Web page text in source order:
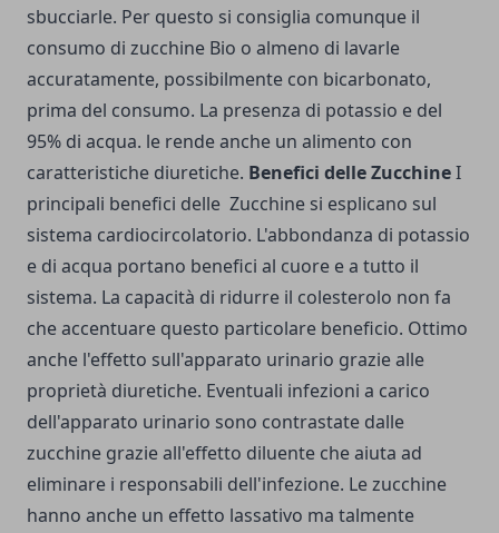
sbucciarle. Per questo si consiglia comunque il
consumo di zucchine Bio o almeno di lavarle
accuratamente, possibilmente con bicarbonato,
prima del consumo. La presenza di potassio e del
95% di acqua. le rende anche un alimento con
caratteristiche diuretiche. Benefici delle ZucchineI
principali benefici delle Zucchine si esplicano sul
sistema cardiocircolatorio. L'abbondanza di potassio
e di acqua portano benefici al cuore e a tutto il
sistema. La capacità di ridurre il colesterolo non fa
che accentuare questo particolare beneficio. Ottimo
anche l'effetto sull'apparato urinario grazie alle
proprietà diuretiche. Eventuali infezioni a carico
dell'apparato urinario sono contrastate dalle
zucchine grazie all'effetto diluente che aiuta ad
eliminare i responsabili dell'infezione. Le zucchine
hanno anche un effetto lassativo ma talmente